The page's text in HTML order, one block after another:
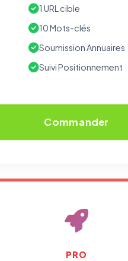
1 URL cible
10 Mots-clés
Soumission Annuaires
Suivi Positionnement
Commander
PRO